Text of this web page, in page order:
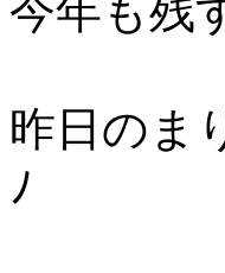
今年も残
昨日のま
ﾉ